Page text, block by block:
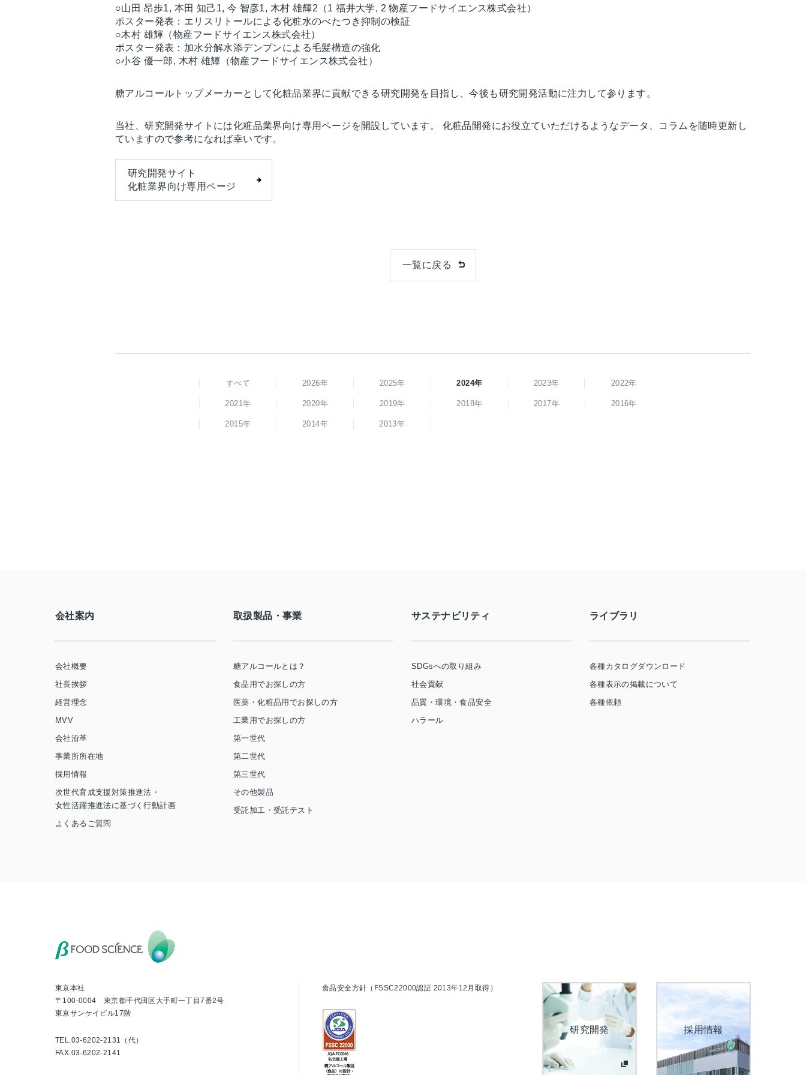
○⼭⽥ 昂歩1, 本⽥ 知⼰1, 今 智彦1, ⽊村 雄輝2（1 福井⼤学, 2 物産フードサイエンス株式会社）
ポスター発表：エリスリトールによる化粧⽔のべたつき抑制の検証
○⽊村 雄輝（物産フードサイエンス株式会社）
ポスター発表：加⽔分解⽔添デンプンによる⽑髪構造の強化
○⼩⾕ 優⼀郎, ⽊村 雄輝（物産フードサイエンス株式会社）
糖アルコールトップメーカーとして化粧品業界に貢献できる研究開発を目指し、今後も研究開発活動に注力して参ります。
当社、研究開発サイトには化粧品業界向け専用ページを開設しています。 化粧品開発にお役立ていただけるようなデータ、コラムを随時更新し
ていますので参考になれば幸いです。
研究開発サイト
化粧業界向け専用ページ
一覧に戻る
すべて 2026年 2025年 2024年 2023年 2022年
2021年 2020年 2019年 2018年 2017年 2016年
2015年 2014年 2013年
会社案内
会社概要
社長挨拶
経営理念
MVV
会社沿革
事業所所在地
採用情報
次世代育成支援対策推進法・
女性活躍推進法に基づく行動計画
よくあるご質問
取扱製品・事業
糖アルコールとは？
食品用でお探しの方
医薬・化粧品用でお探しの方
工業用でお探しの方
第一世代
第二世代
第三世代
その他製品
受託加工・受託テスト
サステナビリティ
SDGsへの取り組み
社会貢献
品質・環境・食品安全
ハラール
ライブラリ
各種カタログダウンロード
各種表示の掲載について
各種依頼
東京本社
〒100-0004 東京都千代田区大手町一丁目7番2号
東京サンケイビル17階
TEL.03-6202-2131（代）
FAX.03-6202-2141
食品安全方針（FSSC22000認証 2013年12月取得）
研究開発 採用情報